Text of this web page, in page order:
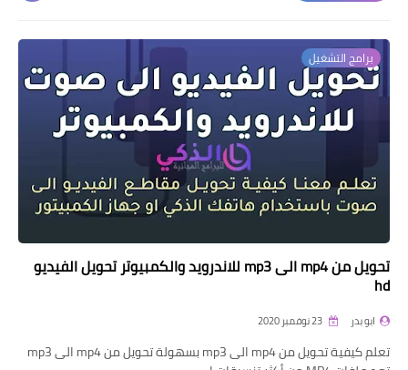
برامج التشغيل
تحويل من mp4 الى mp3 للاندرويد والكمبيوتر تحويل الفيديو
hd
ابو بدر
تعلم كيفية تحويل من mp4 الى mp3 بسهولة تحويل من mp4 الى mp3